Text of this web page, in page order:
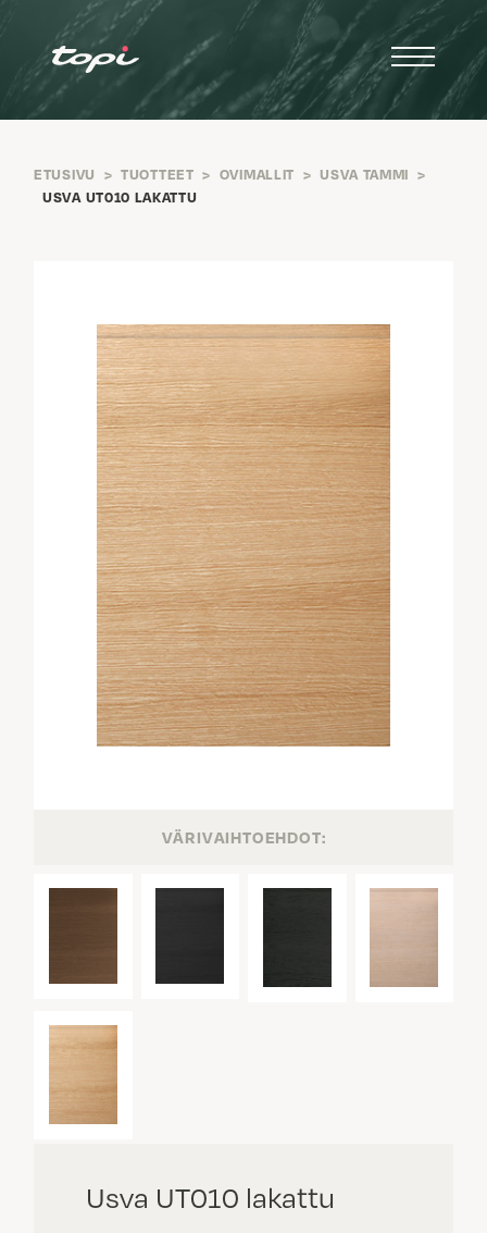
ETUSIVU > TUOTTEET > OVIMALLIT > USVA TAMMI >
USVA UT010 LAKATTU
VÄRIVAIHTOEHDOT:
Usva UT010 lakattu